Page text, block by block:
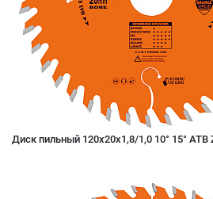
Диск пильный 120x20x1,8/1,0 10° 15° ATB